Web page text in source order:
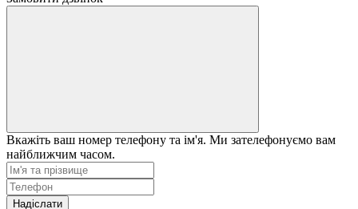
Вкажіть ваш номер телефону та ім'я. Ми зателефонуємо вам
найближчим часом.
Надіслати